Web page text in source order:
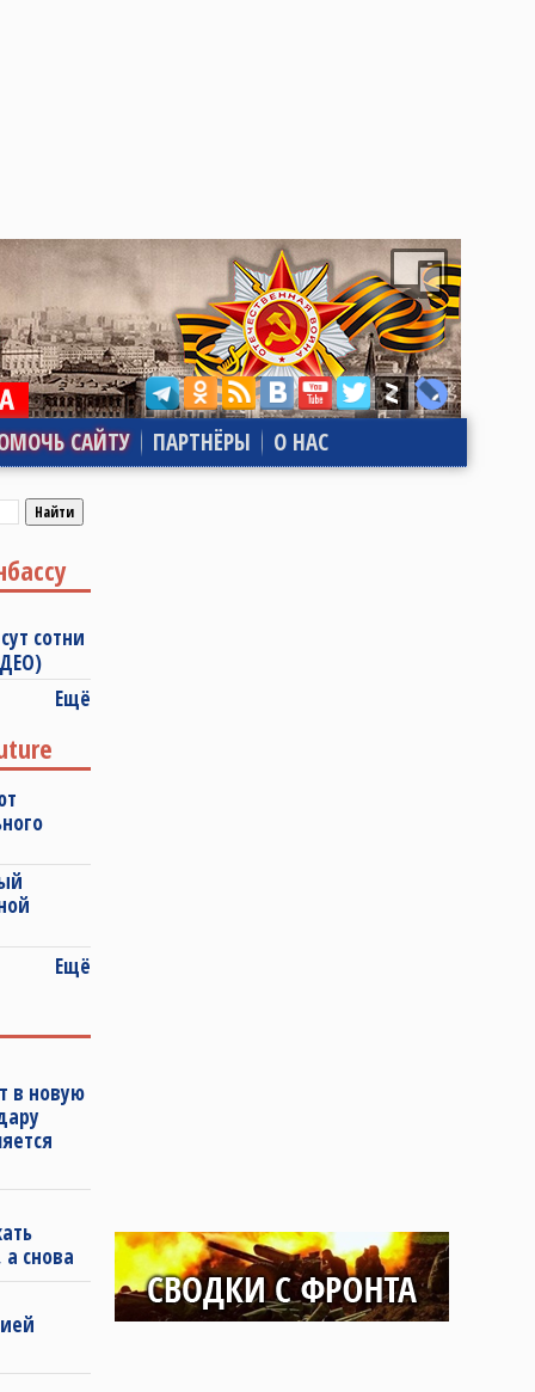
САЙТУ ПАРТНЁРЫ О НАС
сотни
Ещё
Ещё
в новую
снова